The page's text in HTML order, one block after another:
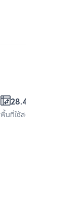
28.49 ตร.ม.
พื้นที่ใช้สอย